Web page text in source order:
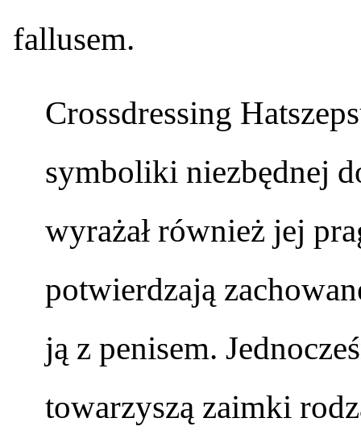
fallusem.
Crossdressing
symboliki niezbędnej
wyrażał również jej
potwierdzają
ją z penisem.
towarzyszą zaimki